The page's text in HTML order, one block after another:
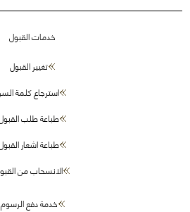
خدمات القبول
تغيير القبول
استرجاع كلمة السر
طباعة طلب
طباعة اشعار
الانسحاب من
خدمة دفع الرسوم